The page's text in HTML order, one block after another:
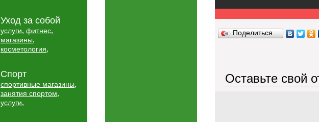
Уход за собой
услуги, фитнес,
магазины,
косметология,
Спорт
спортивные магазины,
занятия спортом,
услуги,
Поделиться…
Оставьте свой